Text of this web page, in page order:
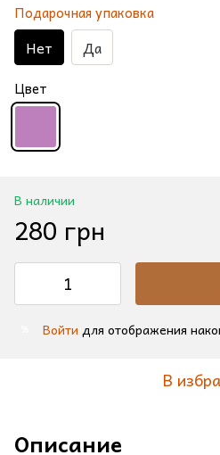
Подарочная упаковка
Нет Да
Цвет
В наличии
280 грн
Войти для отображения
В
Описание